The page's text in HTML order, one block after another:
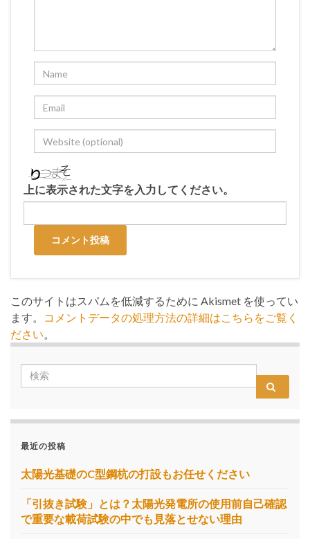
上に表示された文字を入力してください。
このサイトはスパムを低減するために Akismet を使ってい
ます。
コメントデータの処理方法の詳細はこちらをご覧く
ださい。
最近の投稿
太陽光基礎のC型鋼杭の打設もお任せください
「引抜き試験」とは？太陽光発電所の使用前自己確認
で重要な載荷試験の中でも見落とせない理由